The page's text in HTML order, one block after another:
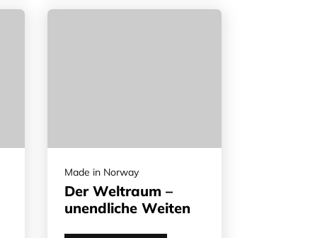
Made in Norway
Der Weltraum –
unendliche Weiten